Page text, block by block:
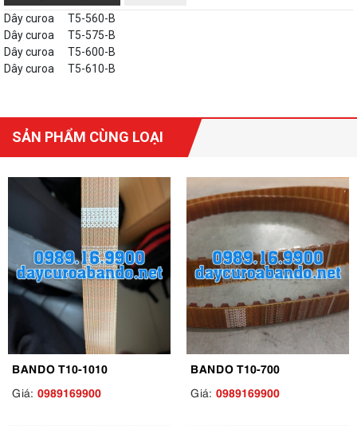
Dây curoa
T5-560-B
Dây curoa
T5-575-B
Dây curoa
T5-600-B
Dây curoa
T5-610-B
SẢN PHẨM CÙNG LOẠI
BANDO T10-1010
Giá: 0989169900
BANDO T10-700
Giá: 0989169900